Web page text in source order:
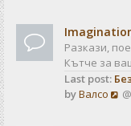
Разкази,
Кътче за
Last post:
byВалсо
V